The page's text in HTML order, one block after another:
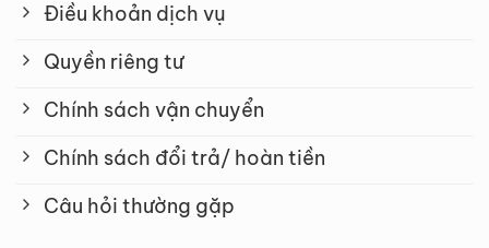
Điều khoản dịch vụ
Quyền riêng tư
Chính sách vận chuyển
Chính sách đổi trả/ hoàn tiền
Câu hỏi thường gặp